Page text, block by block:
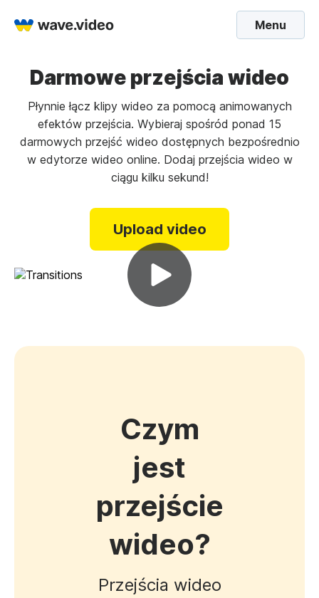
Menu
Darmowe przejścia wideo
Płynnie łącz klipy wideo za pomocą animowanych
efektów przejścia. Wybieraj spośród ponad 15
darmowych przejść wideo dostępnych bezpośrednio
w edytorze wideo online. Dodaj przejścia wideo w
ciągu kilku sekund!
Upload video
Czym
jest
przejście
wideo?
Przejścia wideo